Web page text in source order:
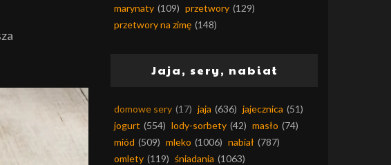
marynaty (109) przetwory (129)
przetwory na zimę (148)
Jaja, sery, nabiał
domowe sery (17) jaja (636) jajecznica (51)
jogurt (554) lody-sorbety (42) masło (74)
miód (509) mleko (1006) nabiał (787)
omlety (119) śniadania (1063)